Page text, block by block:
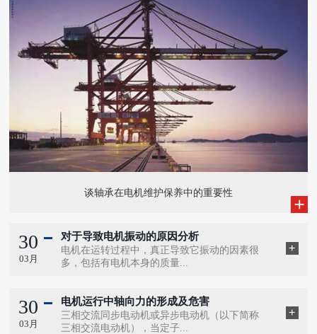
谈轴承在电机维护保养中的重要性
30
03月
对于导致电机振动的原因分析
电机在运转过程中，真正导致它振动的因素很
多，包括有电机本身的质量...
30
03月
电机运行中轴向力的形成及危害
三相交流同步电动机或异步电动机（以下简称
三相交流电动机），当定子...